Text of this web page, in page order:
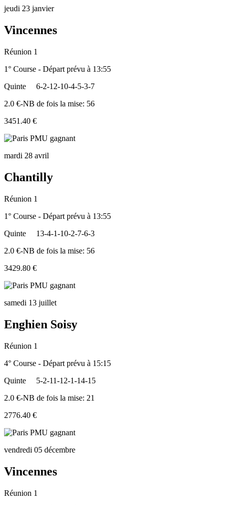
jeudi 23 janvier
Vincennes
Réunion 1
1° Course - Départ prévu à 13:55
Quinte
6-2-12-10-4-5-3-7
2.0 €-NB de fois la mise: 56
3451.40 €
mardi 28 avril
Chantilly
Réunion 1
1° Course - Départ prévu à 13:55
Quinte
13-4-1-10-2-7-6-3
2.0 €-NB de fois la mise: 56
3429.80 €
samedi 13 juillet
Enghien Soisy
Réunion 1
4° Course - Départ prévu à 15:15
Quinte
5-2-11-12-1-14-15
2.0 €-NB de fois la mise: 21
2776.40 €
vendredi 05 décembre
Vincennes
Réunion 1